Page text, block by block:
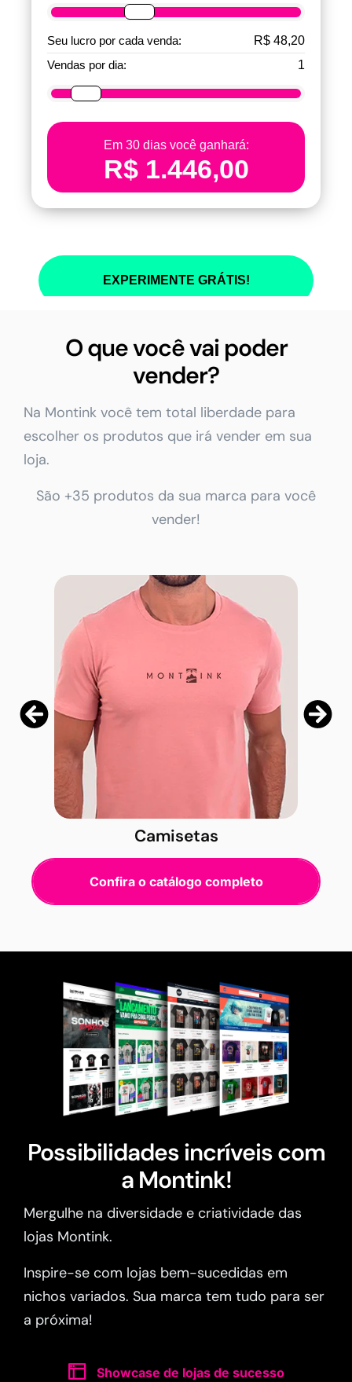
O que você vai poder
vender?
Na Montink você tem total liberdade para
escolher os produtos que irá vender em sua
loja.
São +35 produtos da sua marca para você
vender!
Camisetas
Confira o catálogo completo
Possibilidades incríveis com
a Montink!
Mergulhe na diversidade e criatividade das
lojas Montink.
Inspire-se com lojas bem-sucedidas em
nichos variados. Sua marca tem tudo para ser
a próxima!
Showcase de lojas de sucesso